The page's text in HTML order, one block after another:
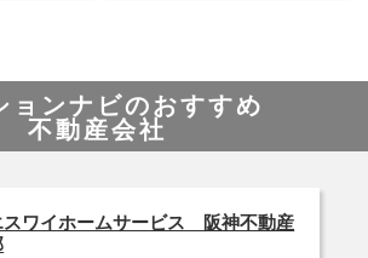
ョンナビのおすすめ
不動産会社
スワイホームサービス 阪神不動産